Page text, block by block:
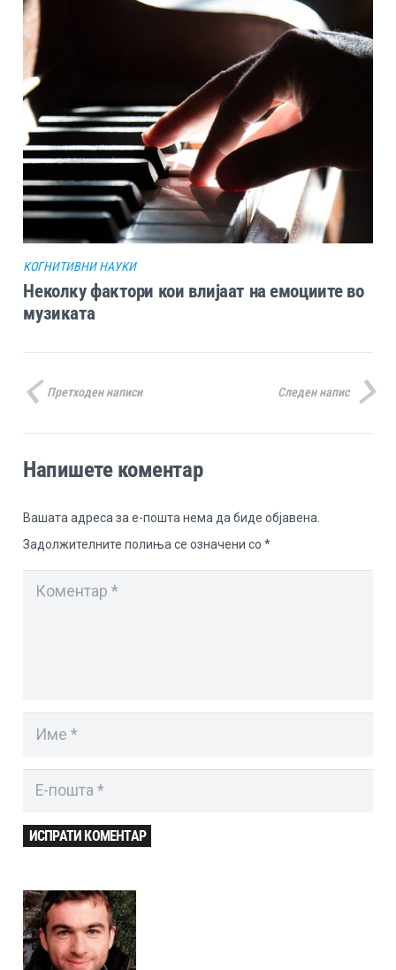
КОГНИТИВНИ НАУКИ
Неколку фактори кои влијаат на емоциите во
музиката
Претходен написи Следен напис
Напишете коментар
Вашата адреса за е-пошта нема да биде објавена.
Задолжителните полиња се означени со*
ИСПРАТИ КОМЕНТАР